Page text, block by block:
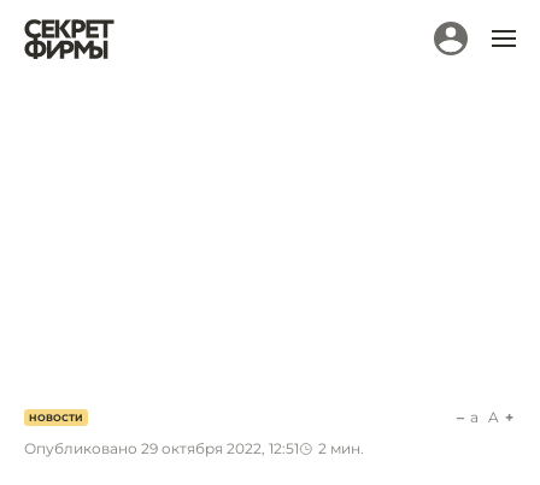
НОВОСТИ
Опубликовано 29 октября 2022, 12:51 2 мин.
a A